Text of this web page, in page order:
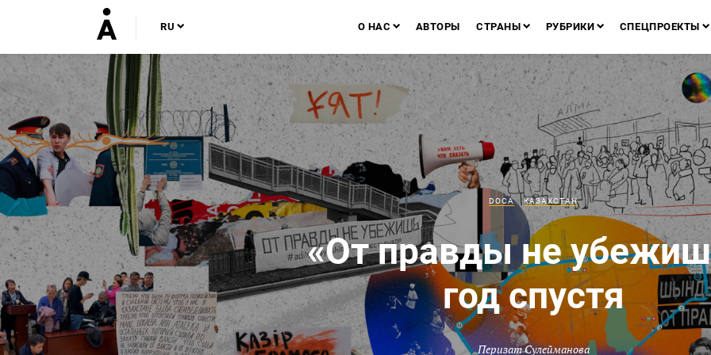
RU О НАС АВТОРЫ СТРАНЫ РУБРИКИ СПЕЦПРОЕКТЫ
DOCA КАЗАХСТАН
«От правды не
год спустя
Перизат Сулейманова